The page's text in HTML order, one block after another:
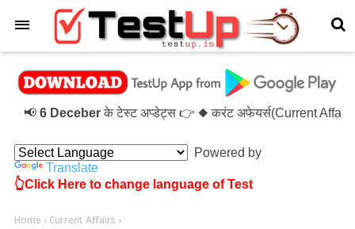
6 Deceberके टेस्ट अप्डेट्स 👉 ◆ करंट अफेयर्स(Current Affairs)-
Powered by
Translate
👆Click Here to change language of Test
Home › Current Affairs ›